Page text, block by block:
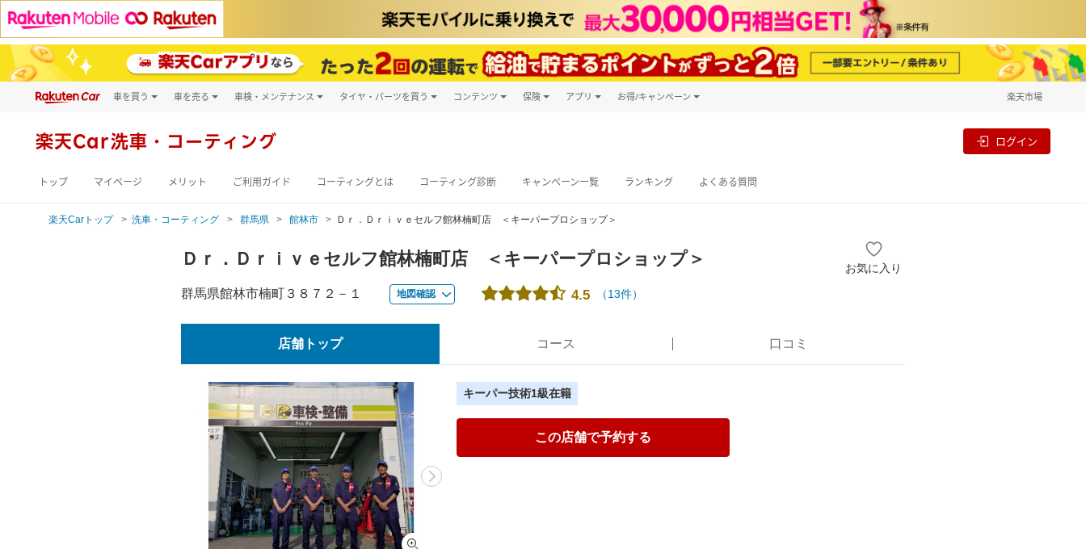
車を買う
新車
車を売る 車検・メンテナンス
キズ修理予約
洗車・コーティング予約
タイヤ・パーツを買う コンテンツ 保険 アプリ お得/キャンペーン 楽天市場
楽天Car洗車・コーティング ログイン
トップ マイページ メリット ご利用ガイド コーティングとは コーティング診断 キャンペーン一覧 ランキング よくある質問
楽天Carトップ 洗車・コーティング 群馬県 館林市 Ｄｒ．Ｄｒｉｖｅセルフ館林楠町店 ＜キーパープロショップ＞
Ｄｒ．Ｄｒｉｖｅセルフ館林楠町店 ＜キーパープロショップ＞ お気に入り
群馬県館林市楠町３８７２－１ 地図確認 4.5 （13件）
店舗トップ コース 口コミ
キーパー技術1級在籍
この店舗で予約する